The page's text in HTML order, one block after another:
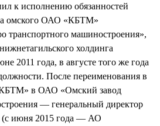
к исполнению обязанностей
омского ОАО «КБТМ»
транспортного машиностроения»,
холдинга
2011 года, в августе того же года
После переименования в
в ОАО «Омский завод
— генеральный директор
июня 2015 года — АО